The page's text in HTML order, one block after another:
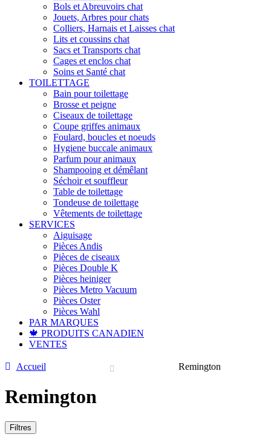
Bols et Abreuvoirs chat
Jouets, Arbres pour chats
Colliers, Harnais et Laisses chat
Lits et coussins chat
Sacs et Transports chat
Cages et enclos chat
Soins et Santé chat
TOILETTAGE
Bain pour toilettage
Brosse et peigne
Ciseaux de toilettage
Coupe griffes animaux
Foulard, boucles et noeuds
Hygiene buccale animaux
Parfum pour animaux
Shampooing et démêlant
Séchoir et souffleur
Table de toilettage
Tondeuse de toilettage
Vêtements de toilettage
SERVICES
Aiguisage
Pièces Andis
Pièces de ciseaux
Pièces Double K
Pièces heiniger
Pièces Metro Vacuum
Pièces Oster
Pièces Wahl
PAR MARQUES
🍁 PRODUITS CANADIEN
VENTES
Accueil Remington
Remington
Filtres